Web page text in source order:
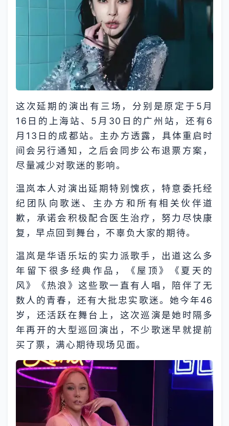
这次延期的演出有三场，分别是原定于5月
16日的上海站、5月30日的广州站，还有6
月13日的成都站。主办方透露，具体重启时
间会另行通知，之后会同步公布退票方案，
尽量减少对歌迷的影响。
温岚本人对演出延期特别愧疚，特意委托经
纪团队向歌迷、主办方和所有相关伙伴道
歉，承诺会积极配合医生治疗，努力尽快康
复，早点回到舞台，不辜负大家的期待。
温岚是华语乐坛的实力派歌手，出道这么多
年留下很多经典作品，《屋顶》《夏天的
风》《热浪》这些歌一直有人唱，陪伴了无
数人的青春，还有大批忠实歌迷。她今年46
岁，还活跃在舞台上，这次巡演是她时隔多
年再开的大型巡回演出，不少歌迷早就提前
买了票，满心期待现场见面。